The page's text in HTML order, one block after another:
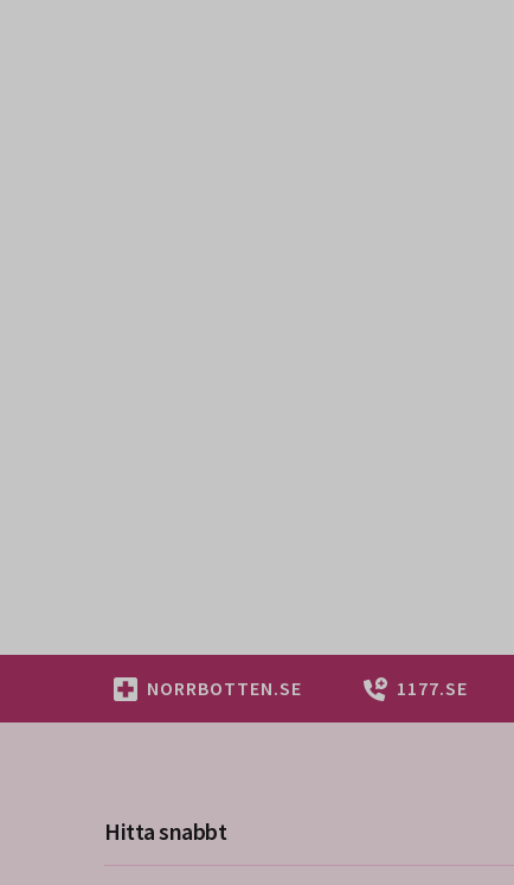
NORRBOTTEN.SE 1177.SE
Hitta snabbt